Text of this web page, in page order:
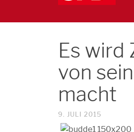
Es wird
von
macht
9. JULI 2015